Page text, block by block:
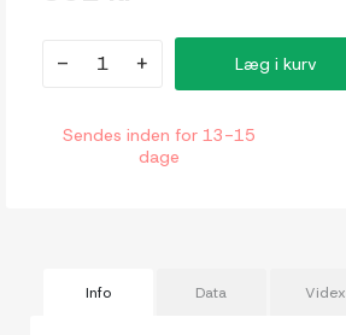
- + Læg i kurv
Sendes inden for 13-15
dage
Info Data Videx